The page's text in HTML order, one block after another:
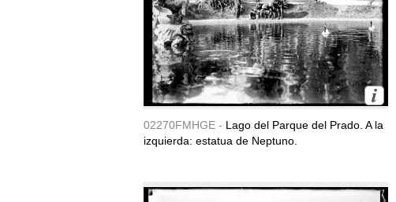
02270FMHGE - Lago del Parque del Prado. A la
izquierda: estatua de Neptuno.